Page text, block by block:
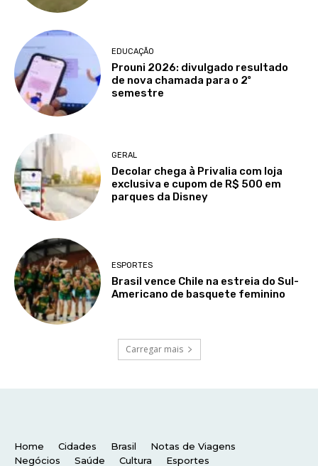
Home Cidades Brasil
Notas de Viagens
Negócios
Saúde Cultura Esportes